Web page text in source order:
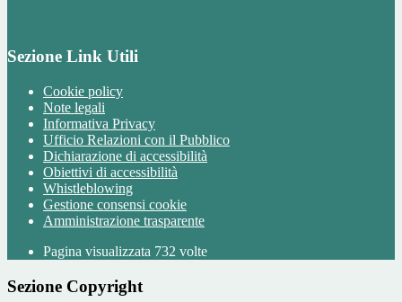
Sezione Link Utili
Cookie policy
Note legali
Informativa Privacy
Ufficio Relazioni con il Pubblico
Dichiarazione di accessibilità
Obiettivi di accessibilità
Whistleblowing
Gestione consensi cookie
Amministrazione trasparente
Pagina visualizzata 732 volte
Sezione Copyright